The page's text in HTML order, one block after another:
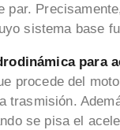
par.
sistema base
para
procede del
trasmisión.
se pisa el